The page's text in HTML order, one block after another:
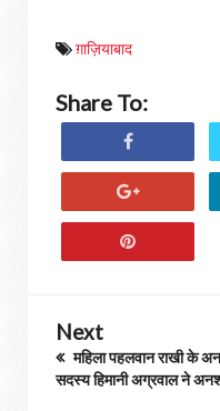
ग़ाज़ियाबाद
Share To:
Next
महिला पहलवान राखी के
सदस्य हिमानी अग्रवाल ने